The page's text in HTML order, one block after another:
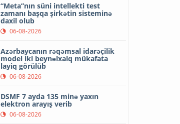
“Meta”nın süni intellekti test
zamanı başqa şirkətin sisteminə
daxil olub
06-08-2026
Azərbaycanın rəqəmsal idarəçilik
model iki beynəlxalq mükafata
layiq görülüb
06-08-2026
DSMF 7 ayda 135 minə yaxın
elektron arayış verib
06-08-2026